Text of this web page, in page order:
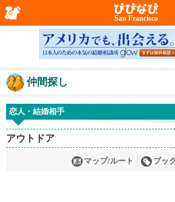
San Francisco
仲間探し
恋人・結婚相手
アウトドア
マップ/ルート ブッ